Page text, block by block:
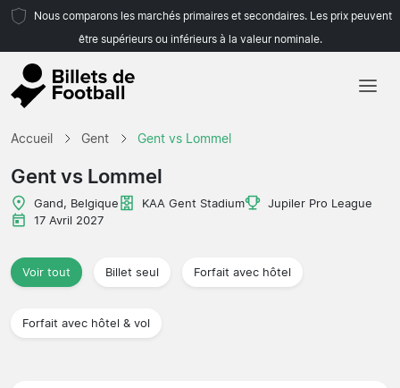
Nous comparons les marchés primaires et secondaires. Les prix peuvent
être supérieurs ou inférieurs à la valeur nominale.
Accueil Gent Gent vs Lommel
Gent vs Lommel
Gand, Belgique KAA Gent Stadium
Jupiler Pro League
17 Avril 2027
Voir tout Billet seul Forfait avec hôtel
Forfait avec hôtel & vol